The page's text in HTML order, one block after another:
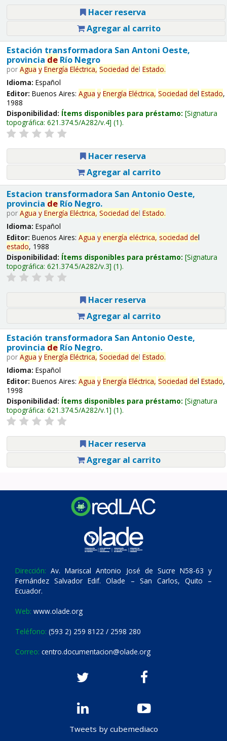
Hacer reserva
Agregar al carrito
Estación transformadora San Antoni Oeste,
provincia deRío Negro
por Agua y Energía Eléctrica, Sociedad del Estado.
Idioma: Español
Editor: Buenos Aires: Agua y Energía Eléctrica, Sociedad del Estado,
1988
Disponibilidad: Ítems disponibles para préstamo: Signatura
topográfica: 621.374.5/A282/v.4 (1).
Hacer reserva
Agregar al carrito
Estacion transformadora San Antonio Oeste,
provincia deRío Negro.
por Agua y Energía Eléctrica, Sociedad del Estado.
Idioma: Español
Editor: Buenos Aires: Agua y energía eléctrica, sociedad del
estado, 1988
Disponibilidad: Ítems disponibles para préstamo: Signatura
topográfica: 621.374.5/A282/v.3 (1).
Hacer reserva
Agregar al carrito
Estación transformadora San Antonio Oeste,
provincia deRío Negro.
por Agua y Energía Eléctrica, Sociedad del Estado.
Idioma: Español
Editor: Buenos Aires: Agua y Energía Eléctrica, Sociedad del Estado,
1998
Disponibilidad: Ítems disponibles para préstamo: Signatura
topográfica: 621.374.5/A282/v.1 (1).
Hacer reserva
Agregar al carrito
Dirección: Av. Mariscal Antonio José de Sucre N58-63 y
Fernández Salvador Edif. Olade – San Carlos, Quito –
Ecuador.
Web: www.olade.org
Teléfono: (593 2) 259 8122 / 2598 280
Correo: centro.documentacion@olade.org
Tweets by cubemediaco